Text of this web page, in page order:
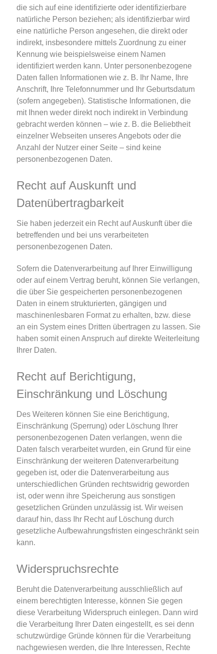
die sich auf eine identifizierte oder identifizierbare
natürliche Person beziehen; als identifizierbar wird
eine natürliche Person angesehen, die direkt oder
indirekt, insbesondere mittels Zuordnung zu einer
Kennung wie beispielsweise einem Namen
identifiziert werden kann. Unter personenbezogene
Daten fallen Informationen wie z. B. Ihr Name, Ihre
Anschrift, Ihre Telefonnummer und Ihr Geburtsdatum
(sofern angegeben). Statistische Informationen, die
mit Ihnen weder direkt noch indirekt in Verbindung
gebracht werden können – wie z. B. die Beliebtheit
einzelner Webseiten unseres Angebots oder die
Anzahl der Nutzer einer Seite – sind keine
personenbezogenen Daten.
Recht auf Auskunft und
Datenübertragbarkeit
Sie haben jederzeit ein Recht auf Auskunft über die
betreffenden und bei uns verarbeiteten
personenbezogenen Daten.
Sofern die Datenverarbeitung auf Ihrer Einwilligung
oder auf einem Vertrag beruht, können Sie verlangen,
die über Sie gespeicherten personenbezogenen
Daten in einem strukturierten, gängigen und
maschinenlesbaren Format zu erhalten, bzw. diese
an ein System eines Dritten übertragen zu lassen. Sie
haben somit einen Anspruch auf direkte Weiterleitung
Ihrer Daten.
Recht auf Berichtigung,
Einschränkung und Löschung
Des Weiteren können Sie eine Berichtigung,
Einschränkung (Sperrung) oder Löschung Ihrer
personenbezogenen Daten verlangen, wenn die
Daten falsch verarbeitet wurden, ein Grund für eine
Einschränkung der weiteren Datenverarbeitung
gegeben ist, oder die Datenverarbeitung aus
unterschiedlichen Gründen rechtswidrig geworden
ist, oder wenn ihre Speicherung aus sonstigen
gesetzlichen Gründen unzulässig ist. Wir weisen
darauf hin, dass Ihr Recht auf Löschung durch
gesetzliche Aufbewahrungsfristen eingeschränkt sein
kann.
Widerspruchsrechte
Beruht die Datenverarbeitung ausschließlich auf
einem berechtigten Interesse, können Sie gegen
diese Verarbeitung Widerspruch einlegen. Dann wird
die Verarbeitung Ihrer Daten eingestellt, es sei denn
schutzwürdige Gründe können für die Verarbeitung
nachgewiesen werden, die Ihre Interessen, Rechte